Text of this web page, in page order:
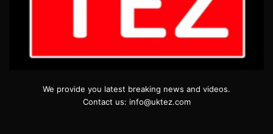
We provide you latest breaking news and videos.
Contact us: info@uktez.com